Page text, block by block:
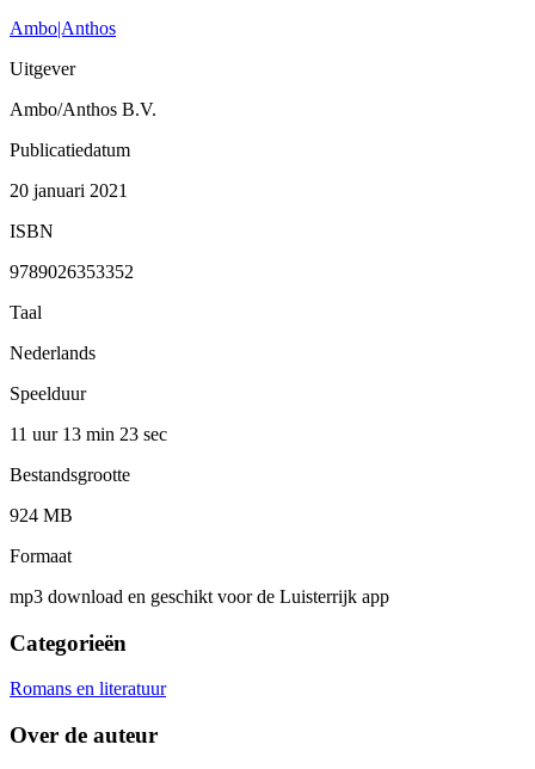
Ambo|Anthos
Uitgever
Ambo/Anthos B.V.
Publicatiedatum
20 januari 2021
ISBN
9789026353352
Taal
Nederlands
Speelduur
11 uur 13 min 23 sec
Bestandsgrootte
924 MB
Formaat
mp3 download en geschikt voor de Luisterrijk app
Categorieën
Romans en literatuur
Over de auteur